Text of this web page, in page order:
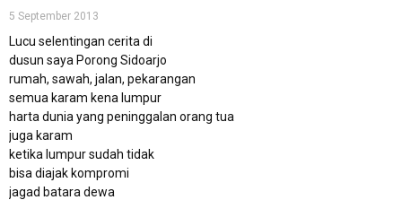
5 September 2013
Lucu selentingan cerita di
dusun saya Porong Sidoarjo
rumah, sawah, jalan, pekarangan
semua karam kena lumpur
harta dunia yang peninggalan orang tua
juga karam
ketika lumpur sudah tidak
bisa diajak kompromi
jagad batara dewa